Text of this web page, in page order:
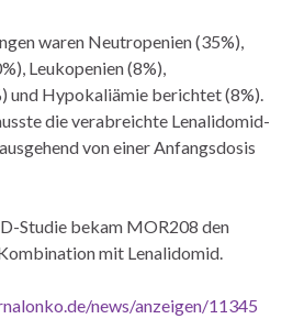
waren Neutropenien (35%),
Leukopenien (8%),
und Hypokaliämie berichtet (8%).
die verabreichte Lenalidomid-
von einer Anfangsdosis
Studie bekam MOR208 den
mit Lenalidomid.
news/anzeigen/11345